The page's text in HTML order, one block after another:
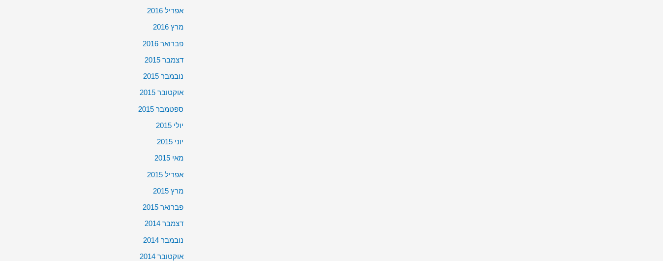
אפריל 2016
מרץ 2016
פברואר 2016
דצמבר 2015
נובמבר 2015
אוקטובר 2015
ספטמבר 2015
יולי 2015
יוני 2015
מאי 2015
אפריל 2015
מרץ 2015
פברואר 2015
דצמבר 2014
נובמבר 2014
אוקטובר 2014